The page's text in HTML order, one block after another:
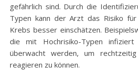
gefährlich sind. Durch die
Typen kann der Arzt das Risiko
Krebs besser einschätzen.
die mit Hochrisiko-Typen infiziert
überwacht werden, um
reagieren zu können.